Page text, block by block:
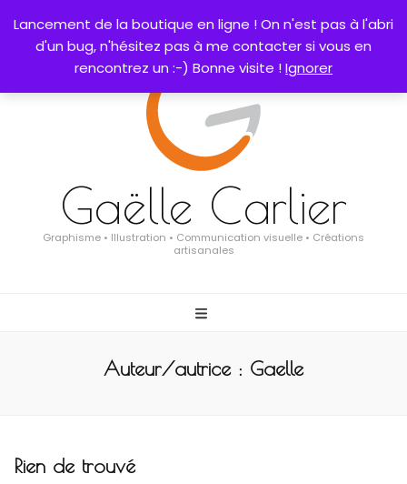
Lancement de la boutique en ligne ! On n'est pas à l'abri
d'un bug, n'hésitez pas à me contacter si vous en
rencontrez un :-) Bonne visite !Ignorer
Gaëlle Carlier
Graphisme • Illustration • Communication visuelle • Créations
artisanales
Auteur/autrice : Gaelle
Rien de trouvé